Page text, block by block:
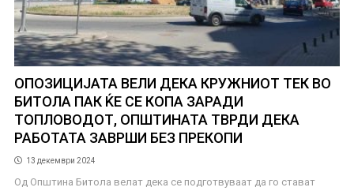
ОПОЗИЦИЈАТА ВЕЛИ ДЕКА КРУЖНИОТ ТЕК ВО
БИТОЛА ПАК ЌЕ СЕ КОПА ЗАРАДИ
ТОПЛОВОДОТ, ОПШТИНАТА ТВРДИ ДЕКА
РАБОТАТА ЗАВРШИ БЕЗ ПРЕКОПИ
13 декември 2024
Од Општина Битола велат дека се подготвуваат да го стават